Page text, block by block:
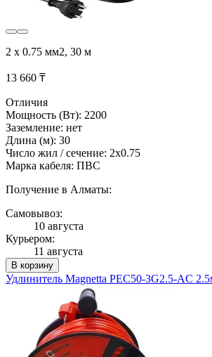
2 х 0.75 мм2, 30 м
13 660 ₸
Отличия
Мощность (Вт): 2200
Заземление: нет
Длина (м): 30
Число жил / сечение: 2х0.75
Марка кабеля: ПВС
Получение в Алматы:
Самовывоз:
10 августа
Курьером:
11 августа
В корзину
Удлинитель Magnetta PEC50-3G2.5-AC